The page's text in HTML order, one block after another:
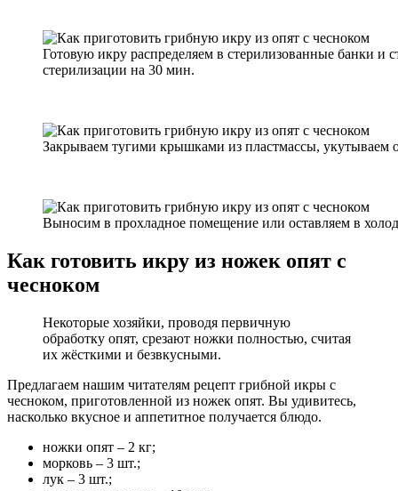
Готовую икру распределяем в стерилизованные банки и
стерилизации на 30 мин.
Закрываем тугими крышками из пластмассы, укутываем
Выносим в прохладное помещение или оставляем в
Как готовить икру из ножек опят с
чесноком
Некоторые хозяйки, проводя первичную
обработку опят, срезают ножки полностью, считая
их жёсткими и безвкусными.
Предлагаем нашим читателям рецепт грибной икры с
чесноком, приготовленной из ножек опят. Вы удивитесь,
насколько вкусное и аппетитное получается блюдо.
ножки опят – 2 кг;
морковь – 3 шт.;
лук – 3 шт.;